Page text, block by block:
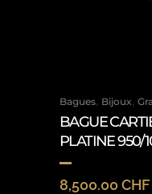
Bagues, Bijoux,
BAGUE
PLATINE 950/
8,500.00 CHF